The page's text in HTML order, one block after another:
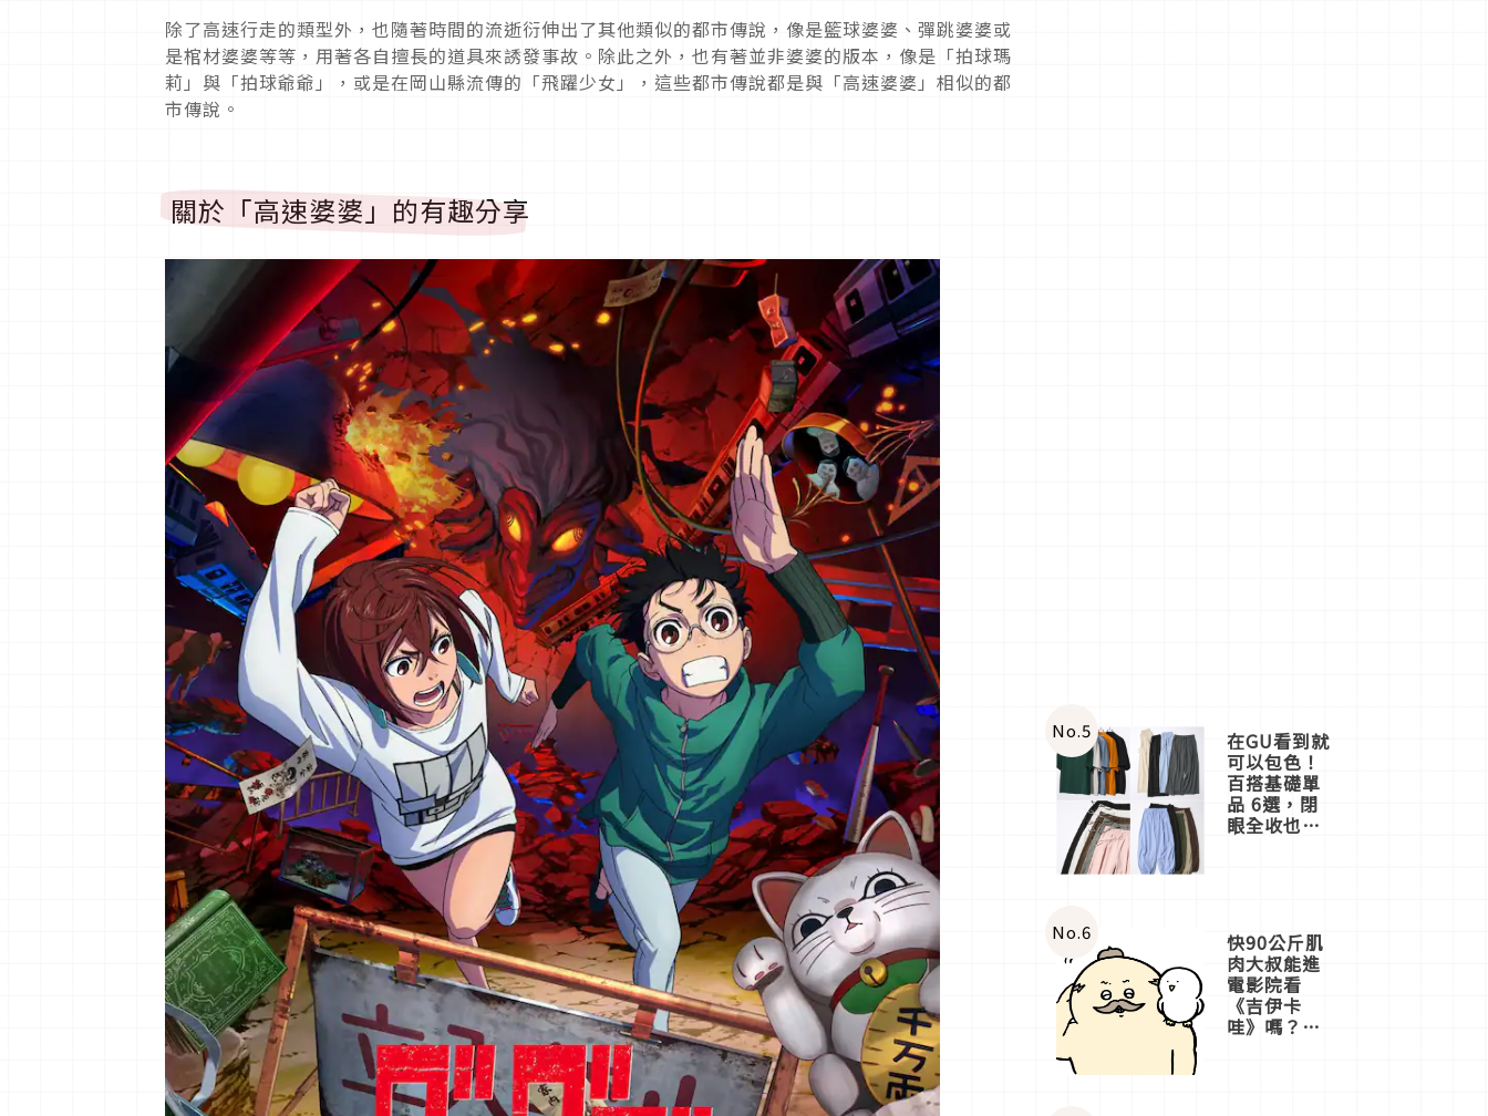
除了高速行走的類型外，也隨著時間的流逝衍伸出了其他類似的都市傳說，像是籃球婆婆、彈跳婆婆或
是棺材婆婆等等，用著各自擅長的道具來誘發事故。除此之外，也有著並非婆婆的版本，像是「拍球瑪
莉」與「拍球爺爺」，或是在岡山縣流傳的「飛躍少女」，這些都市傳說都是與「高速婆婆」相似的都
市傳說。
關於「高速婆婆」的有趣分享
No.5 在GU看到就
可以包色！
百搭基礎單
品 6選，閉
眼全收也不
No.6 快90公斤肌
肉大叔能進
電影院看
《吉伊卡
哇》嗎？日